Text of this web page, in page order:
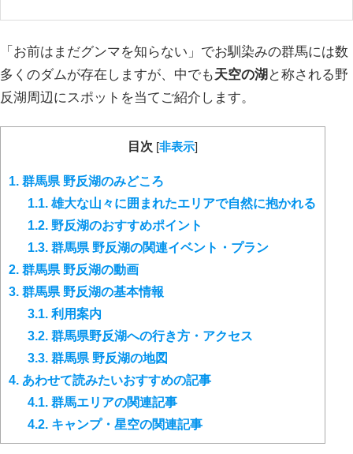
「お前はまだグンマを知らない」でお馴染みの群馬には数
多くのダムが存在しますが、中でも天空の湖 と称される野
反湖周辺にスポットを当てご紹介します。
目次 [非表示]
1. 群馬県 野反湖のみどころ
1.1. 雄大な山々に囲まれたエリアで自然に抱かれる
1.2. 野反湖のおすすめポイント
1.3. 群馬県 野反湖の関連イベント・プラン
2. 群馬県 野反湖の動画
3. 群馬県 野反湖の基本情報
3.1. 利用案内
3.2. 群馬県野反湖への行き方・アクセス
3.3. 群馬県 野反湖の地図
4. あわせて読みたいおすすめの記事
4.1. 群馬エリアの関連記事
4.2. キャンプ・星空の関連記事